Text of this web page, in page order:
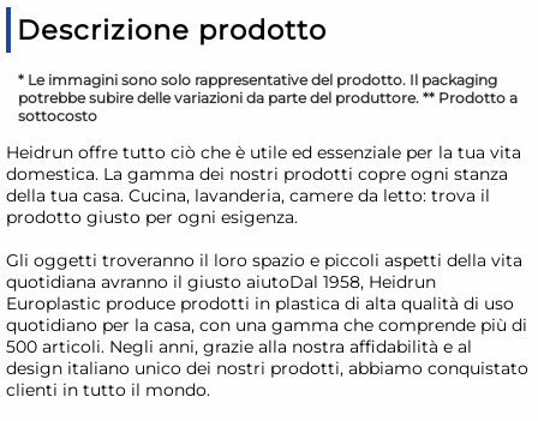
Descrizione prodotto
* Le immagini sono solo rappresentative del prodotto. Il packaging
potrebbe subire delle variazioni da parte del produttore. ** Prodotto a
sottocosto
Heidrun offre tutto ciò che è utile ed essenziale per la tua vita
domestica. La gamma dei nostri prodotti copre ogni stanza
della tua casa. Cucina, lavanderia, camere da letto: trova il
prodotto giusto per ogni esigenza.
Gli oggetti troveranno il loro spazio e piccoli aspetti della vita
quotidiana avranno il giusto aiutoDal 1958, Heidrun
Europlastic produce prodotti in plastica di alta qualità di uso
quotidiano per la casa, con una gamma che comprende più di
500 articoli. Negli anni, grazie alla nostra affidabilità e al
design italiano unico dei nostri prodotti, abbiamo conquistato
clienti in tutto il mondo.